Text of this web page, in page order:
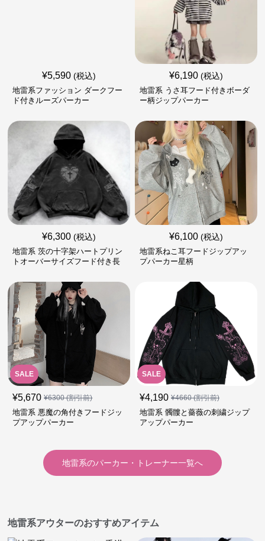
¥5,590 (税込)
地雷系ファッション ダークフー
ド付きルーズパーカー
¥6,190 (税込)
地雷系 うさ耳フード付きボーダ
ー柄ジップパーカー
¥6,300 (税込)
地雷系 茨の十字架ハートプリン
トオーバーサイズフード付き長
¥6,100 (税込)
地雷系ねこ耳フードジップアッ
プパーカー星柄
SALE
¥5,670 ¥6300(割引前)
地雷系 悪魔の角付きフードジッ
プアップパーカー
SALE
¥4,190 ¥4660(割引前)
地雷系 髑髏と薔薇の刺繍ジップ
アップパーカー
地雷系のパーカー・トレーナー一覧へ
地雷系アウターのおすすめアイテム